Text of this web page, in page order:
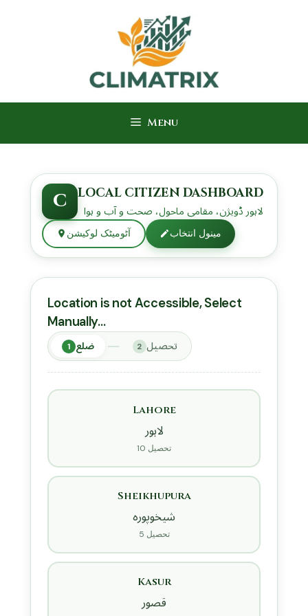
Menu
C LOCAL CITIZEN DASHBOARD
لاہور ڈویژن، مقامی ماحول، صحت و آب و ہوا
آٹومیٹک لوکیشن مینول انتخاب
Location is not Accessible, Select
Manually…
1 ضلع 2 تحصیل
Lahore
لاہور
10 تحصیل
Sheikhupura
شیخوپورہ
5 تحصیل
Kasur
قصور